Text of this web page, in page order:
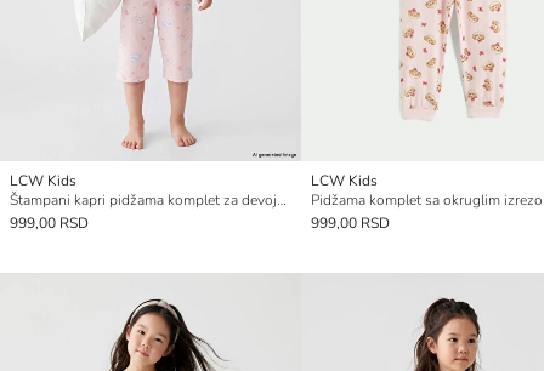
LCW Kids
Štampani kapri pidžama komplet za devojčice
999,00 RSD
LCW Kids
999,00 RSD